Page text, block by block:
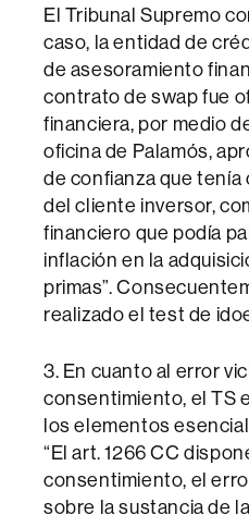
El Tribunal Supremo
caso, la entidad de
de asesoramiento
contrato de swap fue
financiera, por medio
oficina de Palamós,
de confianza que
del cliente inversor,
financiero que podía
inflación en la
primas”.
realizado el test de
3. En cuanto al error
consentimiento, el TS
los elementos
“El art. 1266 CC
consentimiento, el
sobre la sustancia de